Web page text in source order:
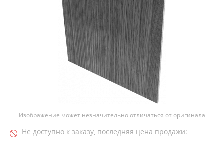
Изображение может незначительно отличаться от оригинала
Не доступно к заказу, последняя цена продажи: